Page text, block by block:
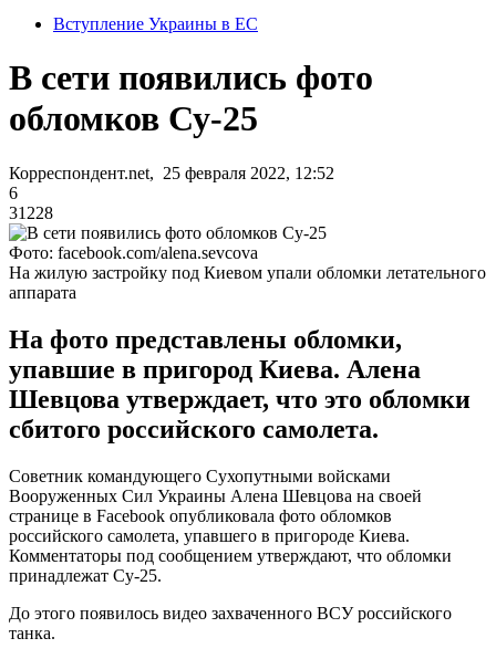
Вступление Украины в ЕС
В сети появились фото
обломков Су-25
Корреспондент.net, 25 февраля 2022, 12:52
6
31228
Фото: facebook.com/alena.sevcova
На жилую застройку под Киевом упали обломки летательного
аппарата
На фото представлены обломки,
упавшие в пригород Киева. Алена
Шевцова утверждает, что это обломки
сбитого российского самолета.
Советник командующего Сухопутными войсками
Вооруженных Сил Украины Алена Шевцова на своей
странице в Facebook опубликовала фото обломков
российского самолета, упавшего в пригороде Киева.
Комментаторы под сообщением утверждают, что обломки
принадлежат Су-25.
До этого появилось видео захваченного ВСУ российского
танка.